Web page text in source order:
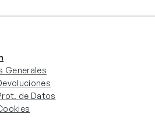
Generales
de Datos